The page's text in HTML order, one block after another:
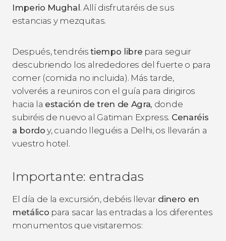
Imperio Mughal. Allí disfrutaréis de sus
estancias y mezquitas.
Después, tendréistiempo libre para seguir
descubriendo los alrededores del fuerte o para
comer (comida no incluida). Más tarde,
volveréis a reuniros con el guía para dirigiros
hacia la estación de tren de Agra, donde
subiréis de nuevo al Gatiman Express. Cenaréis
a bordo y, cuando lleguéis a Delhi, os llevarán a
vuestro hotel.
Importante: entradas
El día de la excursión, debéis llevar dinero en
metálico para sacar las entradas a los diferentes
monumentos que visitaremos: